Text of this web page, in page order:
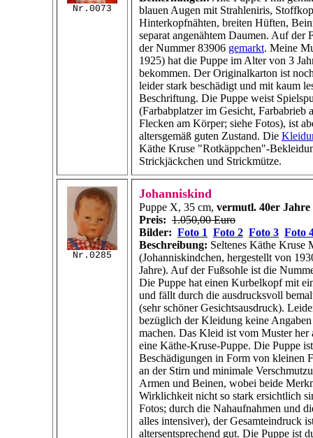
Nr.0073
blauen Augen mit Strahleniris,
Hinterkopfnähten, breiten Hüften,
separat angenähtem Daumen. Auf der
der Nummer 83906 gemarkt. Meine
1925) hat die Puppe im Alter von 3
bekommen. Der Originalkarton ist
leider stark beschädigt und mit kaum
Beschriftung. Die Puppe weist
(Farbabplatzer im Gesicht, Farbabrieb
Flecken am Körper; siehe Fotos), ist
altersgemäß guten Zustand. Die
Käthe Kruse "Rotkäppchen"-
Strickjäckchen und Strickmütze.
Nr.0285
Johanniskind
Puppe X, 35 cm, vermutl. 40er Jahre
Preis: 1.050,00 Euro
Bilder: Foto 1 Foto 2 Foto 3 Foto
Beschreibung: Seltenes Käthe Kruse
(Johanniskindchen, hergestellt von
Jahre). Auf der Fußsohle ist die
Die Puppe hat einen Kurbelkopf mit
und fällt durch die ausdrucksvoll
(sehr schöner Gesichtsausdruck).
bezüglich der Kleidung keine
machen. Das Kleid ist vom Muster her
eine Käthe-Kruse-Puppe. Die Puppe
Beschädigungen in Form von kleinen
an der Stirn und minimale
Armen und Beinen, wobei beide
Wirklichkeit nicht so stark ersichtlich
Fotos; durch die Nahaufnahmen und
alles intensiver), der Gesamteindruck
altersentsprechend gut. Die Puppe ist